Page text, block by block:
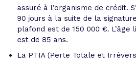
assuré à l’organisme de crédit.
90 jours à la suite de la
plafond est de 150 000 €. L’âge
est de 85 ans.
La PTIA (Perte Totale et